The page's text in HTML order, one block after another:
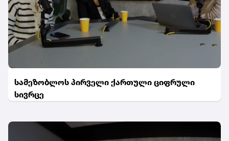
სამეზობლოს პირველი ქართული ციფრული
სივრცე